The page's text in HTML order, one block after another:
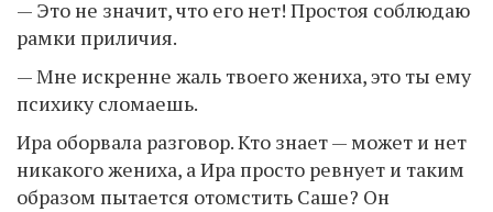
— Это не значит, что его нет! Простоя соблюдаю
рамки приличия.
— Мне искренне жаль твоего жениха, это ты ему
психику сломаешь.
Ира оборвала разговор. Кто знает — может и нет
никакого жениха, а Ира просто ревнует и таким
образом пытается отомстить Саше? Он